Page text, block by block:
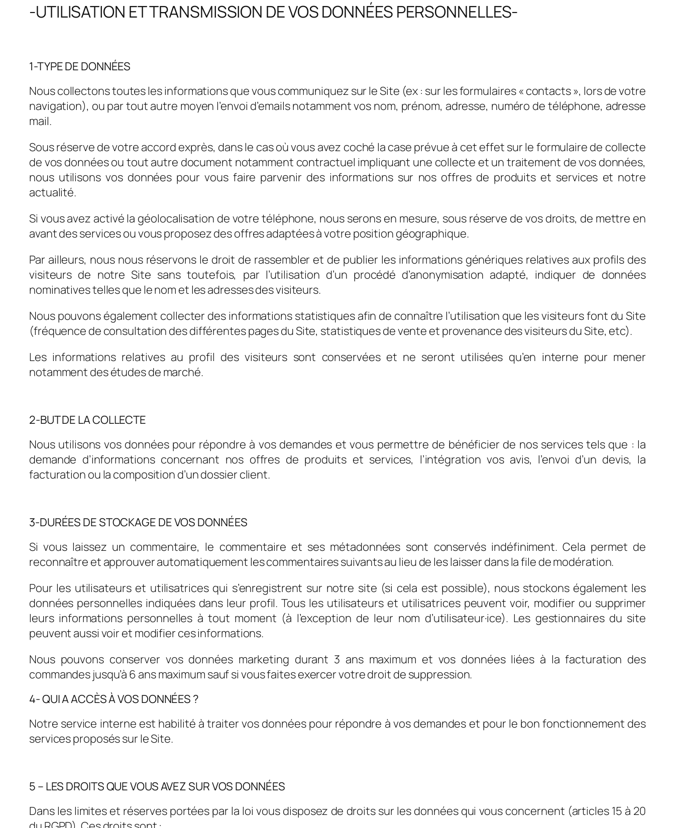
-UTILISATION ET TRANSMISSION DE VOS DONNÉES PERSONNELLES-
1-TYPE DE DONNÉES
Nous collectons toutes les informations que vous communiquez sur le Site (ex : sur les formulaires « contacts », lors de votre
navigation), ou par tout autre moyen l’envoi d’emails notamment vos nom, prénom, adresse, numéro de téléphone, adresse
mail.
Sous réserve de votre accord exprès, dans le cas où vous avez coché la case prévue à cet effet sur le formulaire de collecte
de vos données ou tout autre document notamment contractuel impliquant une collecte et un traitement de vos données,
nous utilisons vos données pour vous faire parvenir des informations sur nos offres de produits et services et notre
actualité.
Si vous avez activé la géolocalisation de votre téléphone, nous serons en mesure, sous réserve de vos droits, de mettre en
avant des services ou vous proposez des offres adaptées à votre position géographique.
Par ailleurs, nous nous réservons le droit de rassembler et de publier les informations génériques relatives aux profils des
visiteurs de notre Site sans toutefois, par l’utilisation d’un procédé d’anonymisation adapté, indiquer de données
nominatives telles que le nom et les adresses des visiteurs.
Nous pouvons également collecter des informations statistiques afin de connaître l’utilisation que les visiteurs font du Site
(fréquence de consultation des différentes pages du Site, statistiques de vente et provenance des visiteurs du Site, etc).
Les informations relatives au profil des visiteurs sont conservées et ne seront utilisées qu’en interne pour mener
notamment des études de marché.
2-BUT DE LA COLLECTE
Nous utilisons vos données pour répondre à vos demandes et vous permettre de bénéficier de nos services tels que : la
demande d’informations concernant nos offres de produits et services, l’intégration vos avis, l’envoi d’un devis, la
facturation ou la composition d’un dossier client.
3-DURÉES DE STOCKAGE DE VOS DONNÉES
Si vous laissez un commentaire, le commentaire et ses métadonnées sont conservés indéfiniment. Cela permet de
reconnaître et approuver automatiquement les commentaires suivants au lieu de les laisser dans la file de modération.
Pour les utilisateurs et utilisatrices qui s’enregistrent sur notre site (si cela est possible), nous stockons également les
données personnelles indiquées dans leur profil. Tous les utilisateurs et utilisatrices peuvent voir, modifier ou supprimer
leurs informations personnelles à tout moment (à l’exception de leur nom d’utilisateur·ice). Les gestionnaires du site
peuvent aussi voir et modifier ces informations.
Nous pouvons conserver vos données marketing durant 3 ans maximum et vos données liées à la facturation des
commandes jusqu’à 6 ans maximum sauf si vous faites exercer votre droit de suppression.
4- QUI A ACCÈS À VOS DONNÉES ?
Notre service interne est habilité à traiter vos données pour répondre à vos demandes et pour le bon fonctionnement des
services proposés sur le Site.
5 – LES DROITS QUE VOUS AVEZ SUR VOS DONNÉES
Dans les limites et réserves portées par la loi vous disposez de droits sur les données qui vous concernent (articles 15 à 20